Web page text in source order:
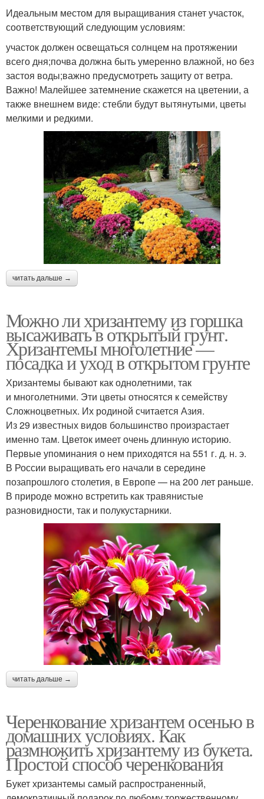
Идеальным местом для выращивания станет участок,
соответствующий следующим условиям:
участок должен освещаться солнцем на протяжении
всего дня;почва должна быть умеренно влажной, но без
застоя воды;важно предусмотреть защиту от ветра.
Важно! Малейшее затемнение скажется на цветении, а
также внешнем виде: стебли будут вытянутыми, цветы
мелкими и редкими.
читать дальше →
Можно ли хризантему из горшка
высаживать в открытый грунт.
Хризантемы многолетние —
посадка и уход в открытом грунте
Хризантемы бывают как однолетними, так
и многолетними. Эти цветы относятся к семейству
Сложноцветных. Их родиной считается Азия.
Из 29 известных видов большинство произрастает
именно там. Цветок имеет очень длинную историю.
Первые упоминания о нем приходятся на 551 г. д. н. э.
В России выращивать его начали в середине
позапрошлого столетия, в Европе — на 200 лет раньше.
В природе можно встретить как травянистые
разновидности, так и полукустарники.
читать дальше →
Черенкование хризантем осенью в
домашних условиях. Как
размножить хризантему из букета.
Простой способ черенкования
Букет хризантемы самый распространенный,